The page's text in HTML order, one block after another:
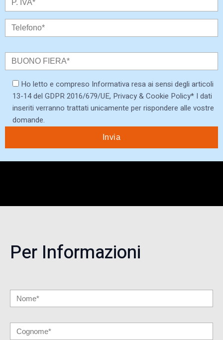
Ho letto e compreso Informativa resa ai ​sensi degli articoli
13-14 del GDPR 2016/679/UE, Privacy & Cookie Policy* I dati
inseriti verranno trattati unicamente per rispondere alle vostre
domande.
Per Informazioni